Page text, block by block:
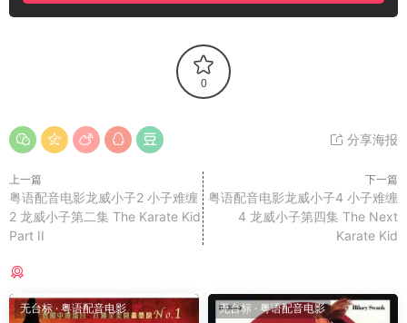
0
分享海报
上一篇
粤语配音电影龙威小子2 小子难缠
2 龙威小子第二集 The Karate Kid
Part II
下一篇
粤语配音电影龙威小子4 小子难缠
4 龙威小子第四集 The Next
Karate Kid
无台标 · 粤语配音电影 无台标 · 粤语配音电影